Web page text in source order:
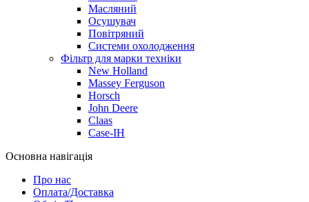
Масляний
Осушувач
Повітряний
Системи охолодження
Фільтр для марки техніки
New Holland
Massey Ferguson
Horsch
John Deere
Claas
Case-IH
Основна навігація
Про нас
Оплата/Доставка